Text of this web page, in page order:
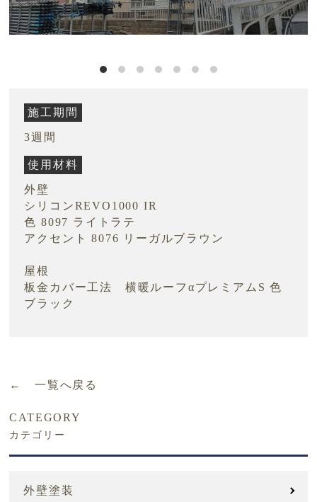
施工期間
3週間
使用材料
外壁
シリコンREVO1000 IR
色 8097 ライトラテ
アクセント 8076 リーガルブラウン
屋根
板金カバー工法 横暖ルーフαプレミアムS 色
ブラック
← 一覧へ戻る
CATEGORY
カテゴリー
外壁塗装